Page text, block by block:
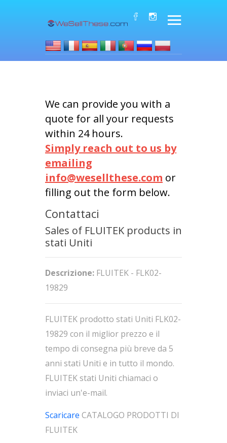
We can provide you with a
quote for all your requests
within 24 hours.
Simply reach out to us by
emailing
info@wesellthese.com or
filling out the form below.
Contattaci
Sales of FLUITEK products in
stati Uniti
Descrizione: FLUITEK - FLK02-
19829
FLUITEK prodotto stati Uniti FLK02-
19829 con il miglior prezzo e il
tempo di consegna più breve da 5
anni stati Uniti e in tutto il mondo.
FLUITEK stati Uniti chiamaci o
inviaci un'e-mail.
Scaricare CATALOGO PRODOTTI DI
FLUITEK